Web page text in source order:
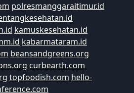
polresmanggaraitimur.id
kamuskesehatan.id
kabarmataram.id
beansandgreens.org
curbearth.com
topfoodish.com hello-